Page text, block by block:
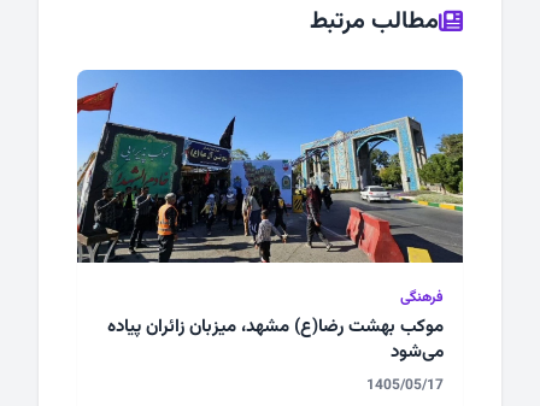
مطالب مرتبط
فرهنگی
موکب بهشت رضا(ع) مشهد، میزبان زائران پیاده
می‌شود
1405/05/17